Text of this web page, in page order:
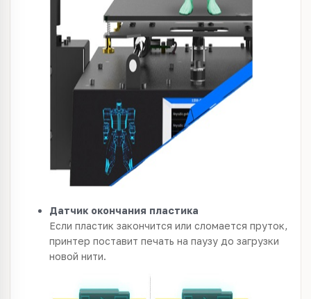
Датчик окончания пластика
Если пластик закончится или сломается пруток,
принтер поставит печать на паузу до загрузки
новой нити.